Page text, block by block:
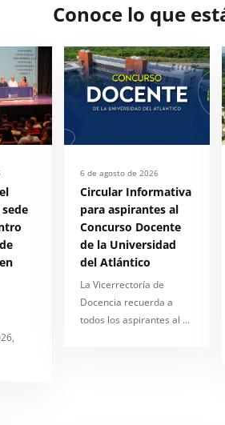
Conoce lo que
6 de agosto de 2026
Circular Informativa
para aspirantes al
Concurso Docente
de la Universidad
del Atlántico
La Vicerrectoría de
Docencia recuerda a
todos los aspirantes al …